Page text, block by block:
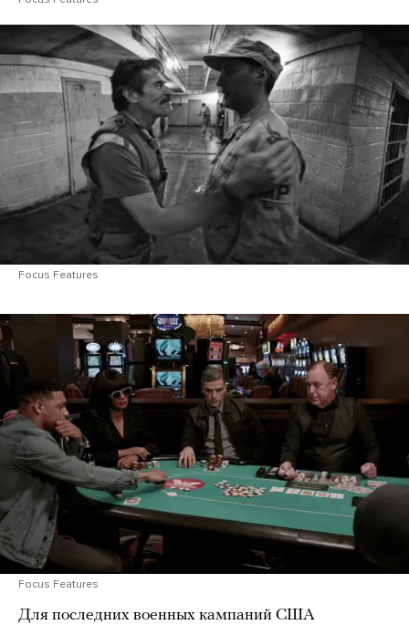
Focus Features
Focus Features
Для последних военных кампаний США